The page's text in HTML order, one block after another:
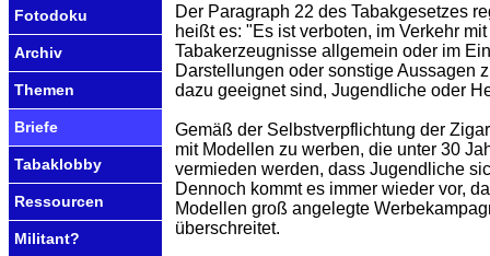
Fotodoku
Archiv
Themen
Briefe
Tabaklobby
Ressourcen
Militant?
Der Paragraph 22 des Tabakgesetzes
heißt es: "Es ist verboten, im Verkehr
Tabakerzeugnisse allgemein oder im
Darstellungen oder sonstige Aussagen
dazu geeignet sind, Jugendliche oder
Gemäß der Selbstverpflichtung der
mit Modellen zu werben, die unter 30
vermieden werden, dass Jugendliche
Dennoch kommt es immer wieder vor,
Modellen groß angelegte
überschreitet.